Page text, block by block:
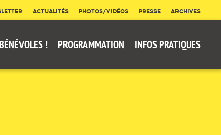
ACTUALITÉS PHOTOS/VIDÉOS PRESSE ARCHIVES
! PROGRAMMATION INFOS PRATIQUES